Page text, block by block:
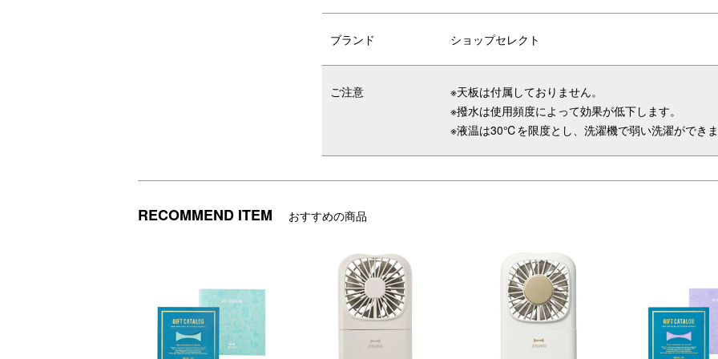
ブランド ショップセレクト
ご注意
※天板は付属しておりません。
※撥水は使用頻度によって効果が低下します。
※液温は30℃を限度とし、洗濯機で弱い洗濯ができ
RECOMMEND ITEM おすすめの商品